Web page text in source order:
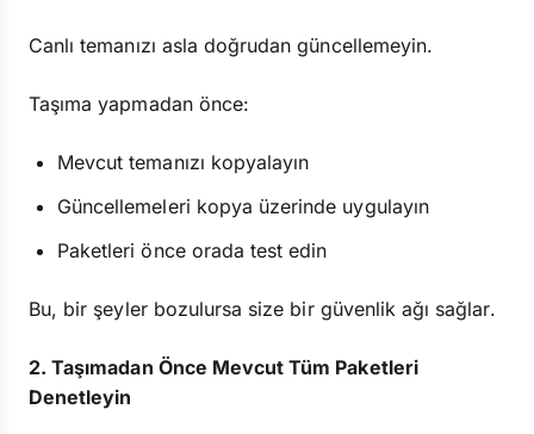
Canlı temanızı asla doğrudan güncellemeyin.
Taşıma yapmadan önce:
Mevcut temanızı kopyalayın
Güncellemeleri kopya üzerinde uygulayın
Paketleri önce orada test edin
Bu, bir şeyler bozulursa size bir güvenlik ağı sağlar.
2. Taşımadan Önce Mevcut Tüm Paketleri
Denetleyin